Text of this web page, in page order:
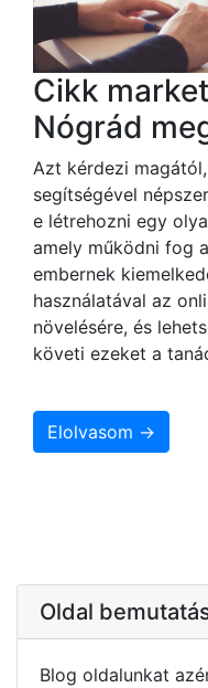
Cikk
Nógrád
Azt kérdezi
segítségével
e létrehozni egy
amely működni fog
embernek
használatával az
növelésére, és
követi ezeket a
Elolvasom →
Oldal
Blog oldalunkat